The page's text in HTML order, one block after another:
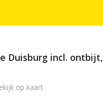
Duisburg incl.
op kaart